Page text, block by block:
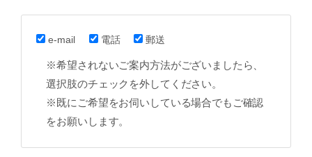
e-mail 電話 郵送
※希望されないご案内方法がございましたら、
選択肢のチェックを外してください。
※既にご希望をお伺いしている場合でもご確認
をお願いします。